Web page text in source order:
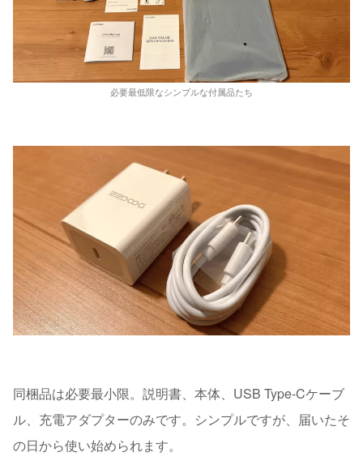
必要最低限なシンプルな付属品たち
同梱品は必要最小限。説明書、本体、USB Type-Cケーブ
ル、充電アダプターのみです。シンプルですが、届いたそ
の日から使い始められます。